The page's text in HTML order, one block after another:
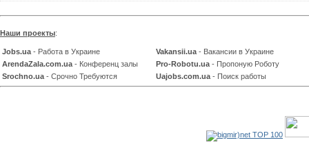
Наши проекты:
Jobs.ua - Работа в Украине Vakansii.ua - Вакансии в Украине
ArendaZala.com.ua - Конференц залы Pro-Robotu.ua - Пропоную Роботу
Srochno.ua - Срочно Требуются Uajobs.com.ua - Поиск работы